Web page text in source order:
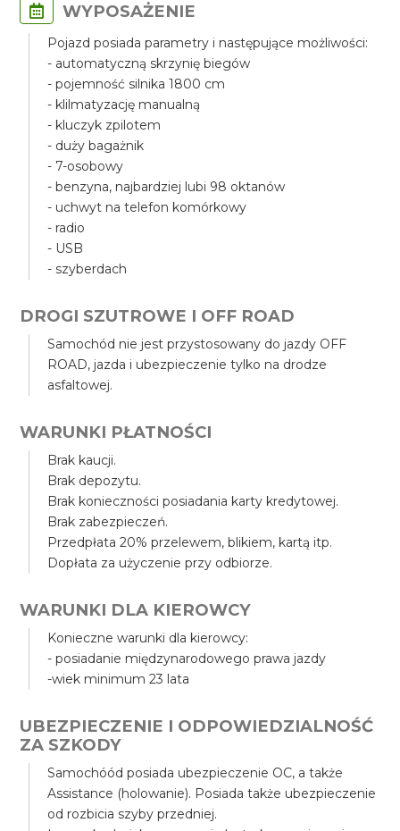
WYPOSAŻENIE
Pojazd posiada parametry i następujące możliwości:
- automatyczną skrzynię biegów
- pojemność silnika 1800 cm
- klilmatyzację manualną
- kluczyk zpilotem
- duży bagażnik
- 7-osobowy
- benzyna, najbardziej lubi 98 oktanów
- uchwyt na telefon komórkowy
- radio
- USB
- szyberdach
DROGI SZUTROWE I OFF ROAD
Samochód nie jest przystosowany do jazdy OFF
ROAD, jazda i ubezpieczenie tylko na drodze
asfaltowej.
WARUNKI PŁATNOŚCI
Brak kaucji.
Brak depozytu.
Brak konieczności posiadania karty kredytowej.
Brak zabezpieczeń.
Przedpłata 20% przelewem, blikiem, kartą itp.
Dopłata za użyczenie przy odbiorze.
WARUNKI DLA KIEROWCY
Konieczne warunki dla kierowcy:
- posiadanie międzynarodowego prawa jazdy
-wiek minimum 23 lata
UBEZPIECZENIE I ODPOWIEDZIALNOŚĆ
ZA SZKODY
Samochóód posiada ubezpieczenie OC, a także
Assistance (holowanie). Posiada także ubezpieczenie
od rozbicia szyby przedniej.